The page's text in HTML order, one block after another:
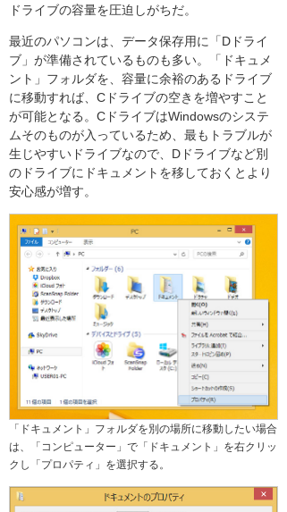
ドライブの容量を圧迫しがちだ。
最近のパソコンは、データ保存用に「Dドライ
ブ」が準備されているものも多い。「ドキュメ
ント」フォルダを、容量に余裕のあるドライブ
に移動すれば、Cドライブの空きを増やすこと
が可能となる。CドライブはWindowsのシステ
ムそのものが入っているため、最もトラブルが
生じやすいドライブなので、Dドライブなど別
のドライブにドキュメントを移しておくとより
安心感が増す。
「ドキュメント」フォルダを別の場所に移動したい場合
は、「コンピューター」で「ドキュメント」を右クリッ
クし「プロパティ」を選択する。